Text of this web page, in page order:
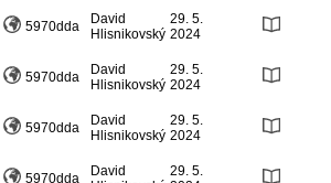
5970dda
David
Hlisnikovský
29. 5.
2024
5970dda
David
Hlisnikovský
29. 5.
2024
5970dda
David
Hlisnikovský
29. 5.
2024
5970dda
David
29. 5.